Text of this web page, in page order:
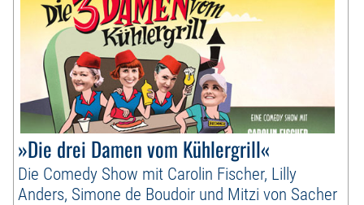
»Die drei Damen vom Kühlergrill«
Die Comedy Show mit Carolin Fischer, Lilly
Anders, Simone de Boudoir und Mitzi von Sacher